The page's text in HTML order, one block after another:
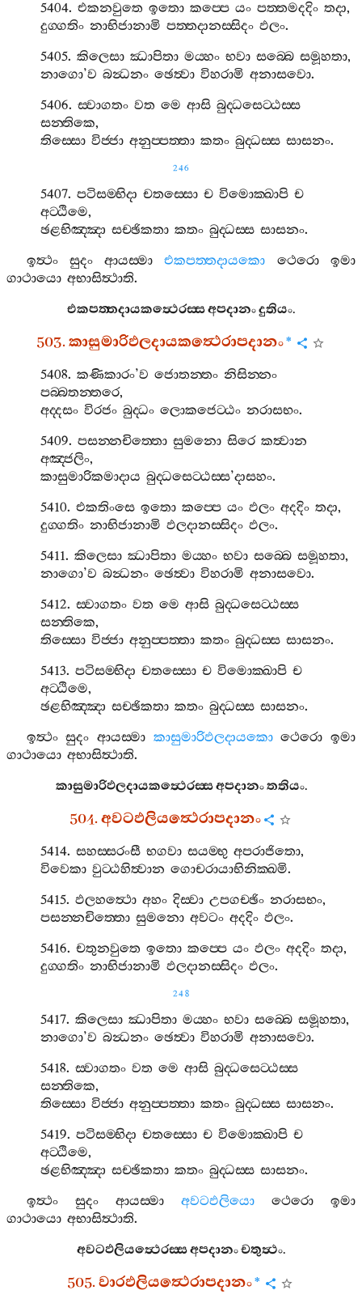
5404.එකනවුතෙ ඉතො කප‍්පෙ යං පත‍්තමදදිං තදා,
දුග‍්ගතිං නාභිජානාමි පත‍්තදානස‍්සිදං ඵලං.
5405.කිලෙසා ඣාපිතා මය‍්හං භවා සබ‍්බෙ සමූහතා,
නාගො’ව බන්‍ධනං ඡෙත්‍වා විහරාමි අනාසවො.
5406.ස‍්වාගතං වත මෙ ආසි බුද‍්ධසෙට‍්ඨස‍්ස
සන‍්තිකෙ,
තිස‍්සො විජ‍්ජා අනුප‍්පත‍්තා කතං බුද‍්ධස‍්ස සාසනං.
246
5407.පටිසම‍්භිදා චතස‍්සො ච විමොක‍්ඛාපි ච
අට‍්ඨිමෙ,
ඡළභිඤ‍්ඤා සච‍්ඡිකතා කතං බුද‍්ධස‍්ස සාසනං.
ඉත්‍ථං
සුදං ආයස‍්මා එකපත‍්තදායකො ථෙරො
ඉමා
ගාථායො අභාසිත්‍ථාති.
එකපත‍්තදායකත්‍ථෙරස‍්සඅපදානංදුතියං.
503.කාසුමාරිඵලදායකත්‍ථෙරාපදානං*
5408.කණිකාරං’ව ජොතන‍්තං නිසින‍්නං
පබ‍්බතන‍්තරෙ,
අද‍්දසං විරජං බුද‍්ධං ලොකජෙට‍්ඨං නරාසභං.
5409.පසන‍්නචිත‍්තො සුමනො සිරෙ කත්‍වාන
අඤ‍්ජලිං,
කාසුමාරිකමාදාය බුද‍්ධසෙට‍්ඨස‍්ස’දාසහං.
5410.එකතිංසෙ ඉතො කප‍්පෙ යං ඵලං අදදිං තදා,
දුග‍්ගතිං නාභිජානාමි ඵලදානස‍්සිදං ඵලං.
5411.කිලෙසා ඣාපිතා මය‍්හං භවා සබ‍්බෙ සමූහතා,
නාගො’ව බන්‍ධනං ඡෙත්‍වා විහරාමි අනාසවො.
5412.ස‍්වාගතං වත මෙ ආසි බුද‍්ධසෙට‍්ඨස‍්ස
සන‍්තිකෙ,
තිස‍්සො විජ‍්ජා අනුප‍්පත‍්තා කතං බුද‍්ධස‍්ස සාසනං.
5413.පටිසම‍්භිදා චතස‍්සො ච විමොක‍්ඛාපි ච
අට‍්ඨිමෙ,
ඡළභිඤ‍්ඤා සච‍්ඡිකතා කතං බුද‍්ධස‍්ස සාසනං.
ඉත්‍ථං සුදං ආයස‍්මා කාසුමාරිඵලදායකො ථෙරො ඉමා
ගාථායො අභාසිත්‍ථාති.
කාසුමාරිඵලදායකත්‍ථෙරස‍්සඅපදානංතතියං.
504.අවටඵලියත්‍ථෙරාපදානං
5414.සහස‍්සරංසී භගවා සයම‍්භු අපරාජිතො,
විවෙකා වුට‍්ඨහිත්‍වාන ගොචරායාභිනික‍්ඛමි.
5415.ඵලහත්‍ථො අහං දිස‍්වා උපගච‍්ඡිං නරාසභං,
පසන‍්නචිත‍්තො සුමනො අවටං අදදිං ඵලං.
5416.චතුනවුතෙ ඉතො කප‍්පෙ යං ඵලං අදදිං තදා,
දුග‍්ගතිං නාභිජානාමි ඵලදානස‍්සිදං ඵලං.
248
5417.කිලෙසා ඣාපිතා මය‍්හං භවා සබ‍්බෙ සමූහතා,
නාගො’ව බන්‍ධනං ඡෙත්‍වා විහරාමි අනාසවො.
5418.ස‍්වාගතං වත මෙ ආසි බුද‍්ධසෙට‍්ඨස‍්ස
සන‍්තිකෙ,
තිස‍්සො විජ‍්ජා අනුප‍්පත‍්තා කතං බුද‍්ධස‍්ස සාසනං.
5419.පටිසම‍්භිදා චතස‍්සො ච විමොක‍්ඛාපි ච
අට‍්ඨිමෙ,
ඡළභිඤ‍්ඤා සච‍්ඡිකතා කතං බුද‍්ධස‍්ස සාසනං.
ඉත්‍ථං
සුදං ආයස‍්මා අවටඵලියො ථෙරො
ඉමා
ගාථායො අභාසිත්‍ථාති.
අවටඵලියත්‍ථෙරස‍්සඅපදානංචතුත්‍ථං.
505.වාරඵලියත්‍ථෙරාපදානං*